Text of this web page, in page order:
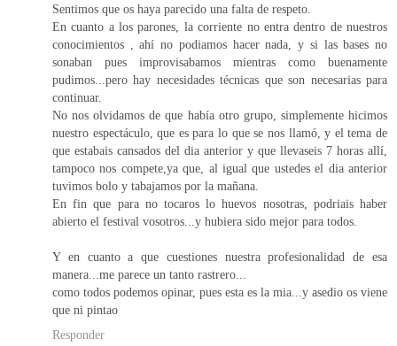
Sentimos que os haya parecido una falta de respeto.
En cuanto a los parones, la corriente no entra dentro de nuestros
conocimientos , ahí no podiamos hacer nada, y si las bases no
sonaban pues improvisabamos mientras como buenamente
pudimos...pero hay necesidades técnicas que son necesarias para
continuar.
No nos olvidamos de que había otro grupo, simplemente hicimos
nuestro espectáculo, que es para lo que se nos llamó, y el tema de
que estabais cansados del dia anterior y que llevaseis 7 horas allí,
tampoco nos compete,ya que, al igual que ustedes el dia anterior
tuvimos bolo y tabajamos por la mañana.
En fin que para no tocaros lo huevos nosotras, podriais haber
abierto el festival vosotros...y hubiera sido mejor para todos.
Y en cuanto a que cuestiones nuestra profesionalidad de esa
manera...me parece un tanto rastrero...
como todos podemos opinar, pues esta es la mia...y asedio os viene
que ni pintao
Responder